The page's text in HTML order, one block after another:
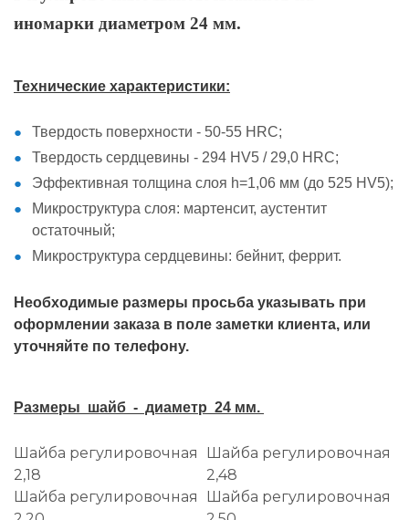
иномарки диаметром 24 мм.
Технические характеристики:
Твердость поверхности - 50-55 HRC;
Твердость сердцевины - 294 HV5 / 29,0 HRC;
Эффективная толщина слоя h=1,06 мм (до 525 HV5);
Микроструктура слоя: мартенсит, аустентит
остаточный;
Микроструктура сердцевины: бейнит, феррит.
Необходимые размеры просьба указывать при
оформлении заказа в поле заметки клиента, или
уточняйте по телефону.
Размеры шайб - диаметр 24 мм.
Шайба регулировочная
2,18
Шайба регулировочная
2,48
Шайба регулировочная
Шайба регулировочная